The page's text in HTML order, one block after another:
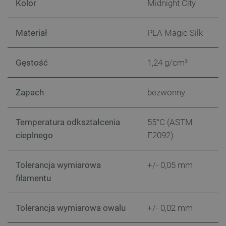
Kolor Midnight City
Materiał PLA Magic Silk
Gęstość 1,24 g/cm³
Zapach bezwonny
Temperatura odkształcenia
cieplnego
55°C (ASTM
E2092)
Tolerancja wymiarowa
filamentu
+/- 0,05 mm
Tolerancja wymiarowa owalu +/- 0,02 mm
VISITOR_PRIVACY_METADATA
YouTube
.youtube.com